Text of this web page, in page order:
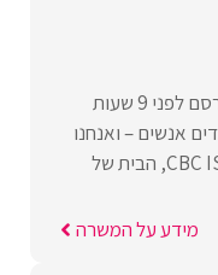
לפני 9 שעות
אנשים – ואנחנו
מחפשים עוד אחד/אחת! חברת CBC ISRAEL, הבית של
מידע על המשרה